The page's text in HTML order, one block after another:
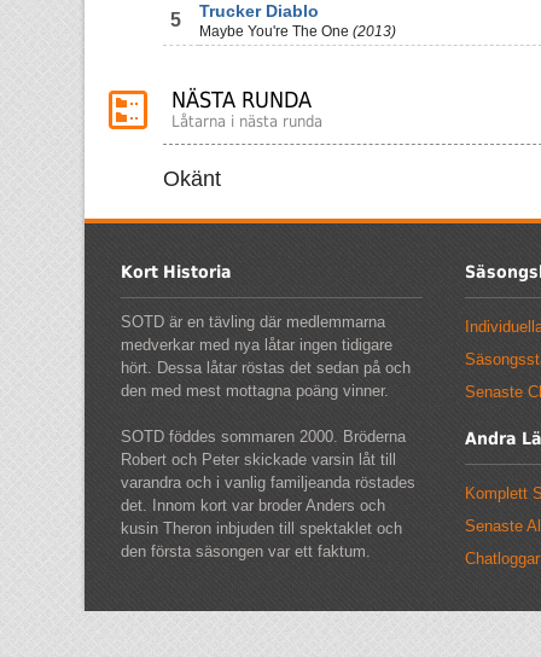
5 Trucker Diablo
Maybe You're The One (2013)
NÄSTA RUNDA
Låtarna i nästa runda
Okänt
Kort Historia
SOTD är en tävling där medlemmarna
medverkar med nya låtar ingen tidigare
hört. Dessa låtar röstas det sedan på och
den med mest mottagna poäng vinner.
SOTD föddes sommaren 2000. Bröderna
Robert och Peter skickade varsin låt till
varandra och i vanlig familjeanda röstades
det. Innom kort var broder Anders och
kusin Theron inbjuden till spektaklet och
den första säsongen var ett faktum.
Senaste
Andra
Komplett
Senaste
Chatloggar